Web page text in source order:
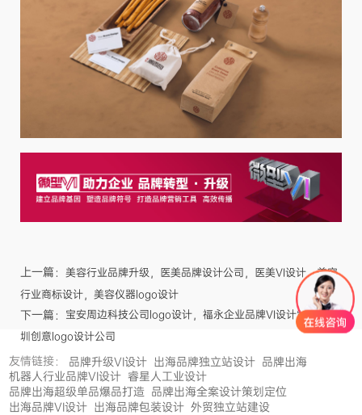
上一篇： 美容行业品牌升级，医美品牌设计公司，医美VI设计，美容
行业商标设计，美容仪器logo设计
下一篇： 宝安周边科技公司logo设计，福永企业品牌VI设计策划，深
圳创意logo设计公司
友情链接： 品牌升级VI设计 出海品牌独立站设计 品牌出海
机器人行业品牌VI设计 睿星人工业设计
品牌出海超级单品爆品打造 品牌出海全案设计策划定位
出海品牌VI设计 出海品牌包装设计 外贸独立站建设